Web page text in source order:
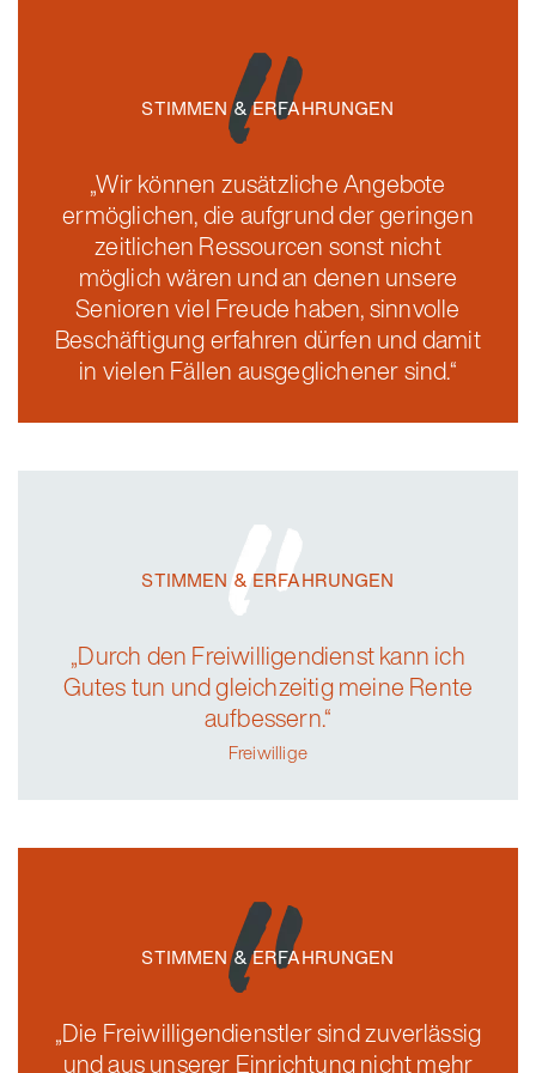
STIMMEN & ERFAHRUNGEN
„Wir können zusätzliche Angebote
ermöglichen, die aufgrund der geringen
zeitlichen Ressourcen sonst nicht
möglich wären und an denen unsere
Senioren viel Freude haben, sinnvolle
Beschäftigung erfahren dürfen und damit
in vielen Fällen ausgeglichener sind.“
STIMMEN & ERFAHRUNGEN
„Durch den Freiwilligendienst kann ich
Gutes tun und gleichzeitig meine Rente
aufbessern.“
Freiwillige
STIMMEN & ERFAHRUNGEN
„Die Freiwilligendienstler sind zuverlässig
und aus unserer Einrichtung nicht mehr